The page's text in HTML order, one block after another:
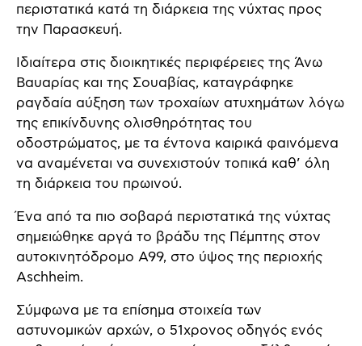
περιστατικά κατά τη διάρκεια της νύχτας προς
την Παρασκευή.
Ιδιαίτερα στις διοικητικές περιφέρειες της Άνω
Βαυαρίας και της Σουαβίας, καταγράφηκε
ραγδαία αύξηση των τροχαίων ατυχημάτων λόγω
της επικίνδυνης ολισθηρότητας του
οδοστρώματος, με τα έντονα καιρικά φαινόμενα
να αναμένεται να συνεχιστούν τοπικά καθ’ όλη
τη διάρκεια του πρωινού.
Ένα από τα πιο σοβαρά περιστατικά της νύχτας
σημειώθηκε αργά το βράδυ της Πέμπτης στον
αυτοκινητόδρομο Α99, στο ύψος της περιοχής
Aschheim.
Σύμφωνα με τα επίσημα στοιχεία των
αστυνομικών αρχών, ο 51χρονος οδηγός ενός